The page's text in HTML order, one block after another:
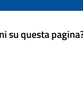
su questa